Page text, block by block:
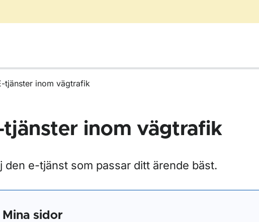
tjänster inom vägtrafik
Blanketter för vägtrafik
tjänster inom vägtrafik
den e-tjänst som passar ditt ärende bäst.
Mina sidor